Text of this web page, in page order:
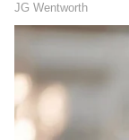
Brahmagantu
ಸೌಂದರ್ಯ